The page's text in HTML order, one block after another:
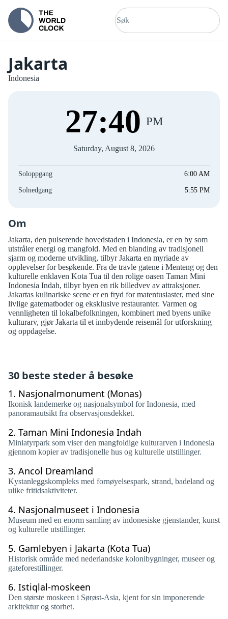
Jakarta
Indonesia
27:40 PM
Saturday, August 8, 2026
Soloppgang 6:00 AM
Solnedgang 5:55 PM
Om
Jakarta, den pulserende hovedstaden i Indonesia, er en by som
utstråler energi og mangfold. Med en blanding av tradisjonell
sjarm og moderne utvikling, tilbyr Jakarta en myriade av
opplevelser for besøkende. Fra de travle gatene i Menteng og den
kulturelle enklaven Kota Tua til den rolige oasen Taman Mini
Indonesia Indah, tilbyr byen en rik billedvev av attraksjoner.
Jakartas kulinariske scene er en fryd for matentusiaster, med sine
livlige gatematboder og eksklusive restauranter. Varmen og
vennligheten til lokalbefolkningen, kombinert med byens unike
kulturarv, gjør Jakarta til et innbydende reisemål for utforskning
og oppdagelse.
30 beste steder å besøke
1. Nasjonalmonument (Monas)
Ikonisk landemerke og nasjonalsymbol for Indonesia, med
panoramautsikt fra observasjonsdekket.
2. Taman Mini Indonesia Indah
Miniatyrpark som viser den mangfoldige kulturarven i Indonesia
gjennom kopier av tradisjonelle hus og kulturelle utstillinger.
3. Ancol Dreamland
Kystanleggskompleks med fornøyelsespark, strand, badeland og
ulike fritidsaktiviteter.
4. Nasjonalmuseet i Indonesia
Museum med en enorm samling av indonesiske gjenstander, kunst
og kulturelle utstillinger.
5. Gamlebyen i Jakarta (Kota Tua)
Historisk område med nederlandske kolonibygninger, museer og
gateforestillinger.
6. Istiqlal-moskeen
Den største moskeen i Sørøst-Asia, kjent for sin imponerende
arkitektur og storhet.